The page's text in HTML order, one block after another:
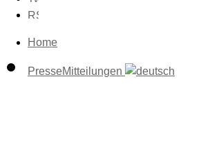
Home
PresseMitteilungen